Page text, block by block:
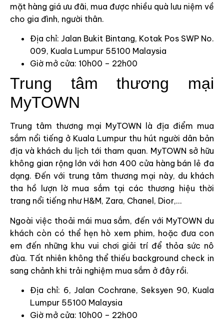
mặt hàng giá ưu đãi, mua được nhiều quà lưu niệm về
cho gia đình, người thân.
Địa chỉ: Jalan Bukit Bintang, Kotak Pos SWP No.
009, Kuala Lumpur 55100 Malaysia
Giờ mở cửa: 10h00 – 22h00
Trung tâm thương mại
MyTOWN
Trung tâm thương mại MyTOWN là địa điểm mua
sắm nổi tiếng ở Kuala Lumpur thu hút người dân bản
địa và khách du lịch tới tham quan. MyTOWN sở hữu
không gian rộng lớn với hơn 400 cửa hàng bán lẻ đa
dạng. Đến với trung tâm thương mại này, du khách
tha hồ lượn lờ mua sắm tại các thương hiệu thời
trang nổi tiếng như H&M, Zara, Chanel, Dior,…
Ngoài việc thoải mái mua sắm, đến với MyTOWN du
khách còn có thể hẹn hò xem phim, hoặc đưa con
em đến những khu vui chơi giải trí để thỏa sức nô
đùa. Tất nhiên không thể thiếu background check in
sang chảnh khi trải nghiệm mua sắm ở đây rồi.
Địa chỉ: 6, Jalan Cochrane, Seksyen 90, Kuala
Lumpur 55100 Malaysia
Giờ mở cửa: 10h00 – 22h00